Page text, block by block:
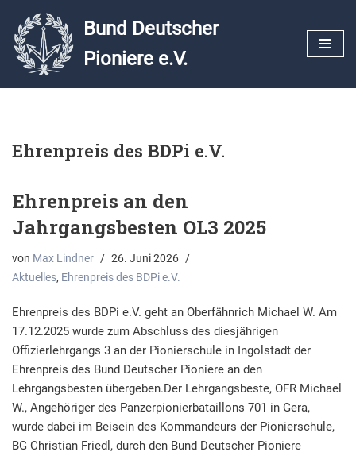
Zum
Inhalt
Bund Deutscher
Pioniere e.V.
Ehrenpreis des BDPi e.V.
Ehrenpreis an den
Jahrgangsbesten OL3 2025
von Max Lindner
26. Juni 2026
Aktuelles, Ehrenpreis des BDPi e.V.
Ehrenpreis des BDPi e.V. geht an Oberfähnrich Michael W. Am
17.12.2025 wurde zum Abschluss des diesjährigen
Offizierlehrgangs 3 an der Pionierschule in Ingolstadt der
Ehrenpreis des Bund Deutscher Pioniere an den
Lehrgangsbesten übergeben.Der Lehrgangsbeste, OFR Michael
W., Angehöriger des Panzerpionierbataillons 701 in Gera,
wurde dabei im Beisein des Kommandeurs der Pionierschule,
BG Christian Friedl, durch den Bund Deutscher Pioniere